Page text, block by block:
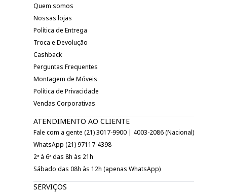
Quem somos
Nossas lojas
Política de Entrega
Troca e Devolução
Cashback
Perguntas Frequentes
Montagem de Móveis
Política de Privacidade
Vendas Corporativas
ATENDIMENTO AO CLIENTE
Fale com a gente (21) 3017-9900 | 4003-2086 (Nacional)
WhatsApp (21) 97117-4398
2ª à 6ª das 8h às 21h
Sábado das 08h às 12h (apenas WhatsApp)
SERVIÇOS